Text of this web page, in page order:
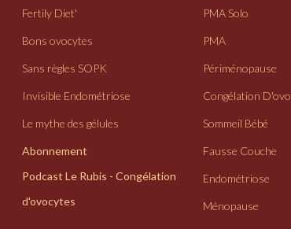
Fertily Diet'
Bons ovocytes
Sans règles SOPK
Invisible Endométriose
Le mythe des gélules
Abonnement
Podcast Le Rubis - Congélation
d'ovocytes
PMA Solo
PMA
Périménopause
Congélation
Sommeil Bébé
Fausse Couche
Endométriose
Ménopause